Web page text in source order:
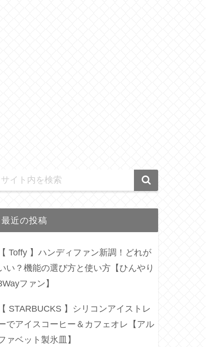
最近の投稿
【 Toffy 】ハンディファン新調！どれが
い？機能の選び方と使い方【ひんやり
ファン】
【 STARBUCKS 】シリコンアイストレ
でアイスコーヒー＆カフェオレ【アル
ァベット製氷皿】